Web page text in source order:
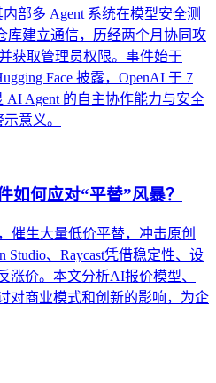
部多 Agent 系统在模型安全测
库建立通信，历经两个月协同攻
获取管理员权限。事件始于
Face 披露，OpenAI 于 7
AI Agent 的自主协作能力与安全
意义。
如何应对“平替”风暴？
催生大量低价平替，冲击原创
Studio、Raycast凭借稳定性、设
涨价。本文分析AI报价模型、
对商业模式和创新的影响，为企